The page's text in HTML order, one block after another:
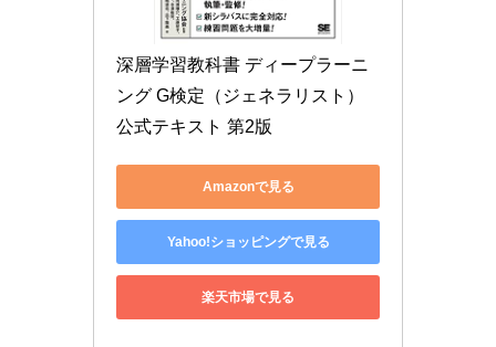
深層学習教科書 ディープラーニ
ング G検定（ジェネラリスト）
公式テキスト 第2版
Amazonで見る
Yahoo!ショッピングで見る
楽天市場で見る